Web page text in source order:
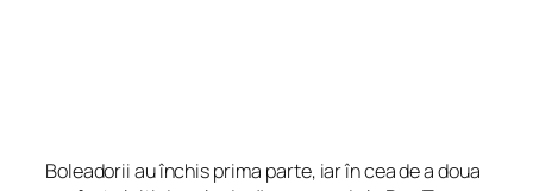
Boleadorii au închis prima parte, iar în cea de a doua